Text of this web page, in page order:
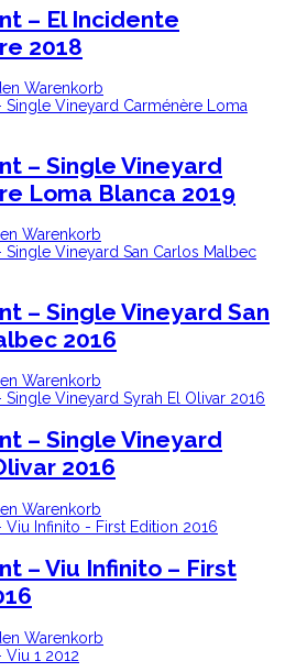
– El Incidente
2018
Warenkorb
– Single Vineyard
Loma Blanca 2019
Warenkorb
– Single Vineyard San
2016
Warenkorb
– Single Vineyard
2016
Warenkorb
– Viu Infinito – First
Warenkorb